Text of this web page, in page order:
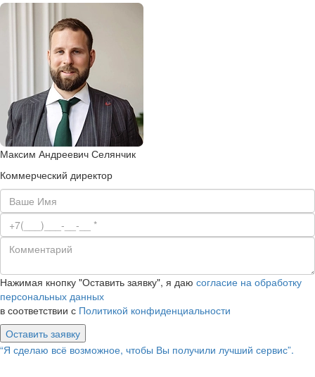
Максим Андреевич Селянчик
Коммерческий директор
Нажимая кнопку "Оставить заявку", я даю согласие на обработку
персональных данных
в соответствии с Политикой конфиденциальности
Оставить заявку
“Я сделаю всё возможное, чтобы Вы получили лучший сервис”.